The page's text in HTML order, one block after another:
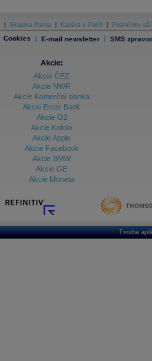
Skupina Patria Kariéra v Patrii Podmínky
Cookies | E-mail newsletter | SMS
Akcie:
Akcie ČEZ
Akcie NWR
Akcie Komerční banka
Akcie Erste Bank
Akcie O2
Akcie Kofola
Akcie Apple
Akcie Facebook
Akcie BMW
Akcie GE
Akcie Moneta
Tvorba